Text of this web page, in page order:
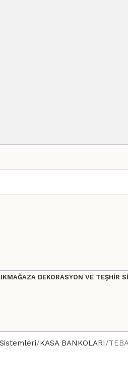
MAĞAZA DEKORASYON VE TEŞHİR
KASA BANKOLARI